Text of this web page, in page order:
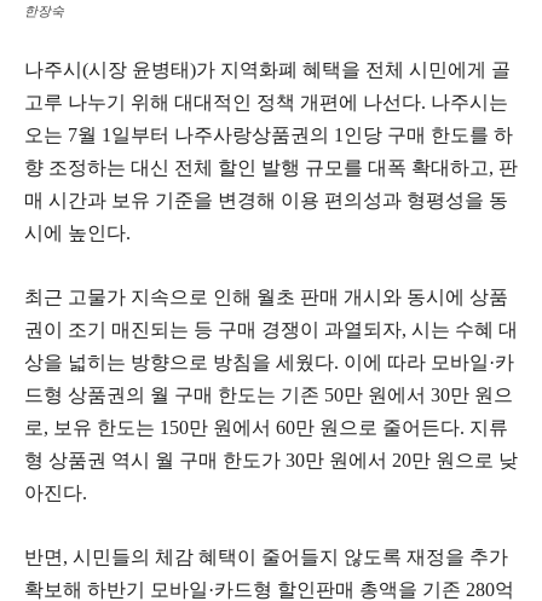
한장숙
나주시(시장 윤병태)가 지역화폐 혜택을 전체 시민에게 골
고루 나누기 위해 대대적인 정책 개편에 나선다. 나주시는
오는 7월 1일부터 나주사랑상품권의 1인당 구매 한도를 하
향 조정하는 대신 전체 할인 발행 규모를 대폭 확대하고, 판
매 시간과 보유 기준을 변경해 이용 편의성과 형평성을 동
시에 높인다.
최근 고물가 지속으로 인해 월초 판매 개시와 동시에 상품
권이 조기 매진되는 등 구매 경쟁이 과열되자, 시는 수혜 대
상을 넓히는 방향으로 방침을 세웠다. 이에 따라 모바일·카
드형 상품권의 월 구매 한도는 기존 50만 원에서 30만 원으
로, 보유 한도는 150만 원에서 60만 원으로 줄어든다. 지류
형 상품권 역시 월 구매 한도가 30만 원에서 20만 원으로 낮
아진다.
반면, 시민들의 체감 혜택이 줄어들지 않도록 재정을 추가
확보해 하반기 모바일·카드형 할인판매 총액을 기존 280억